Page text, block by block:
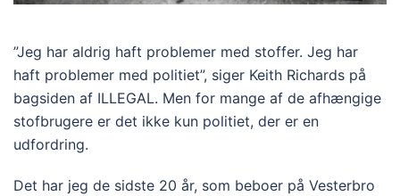
”Jeg har aldrig haft problemer med stoffer. Jeg har
haft problemer med politiet”, siger Keith Richards på
bagsiden af ILLEGAL. Men for mange af de afhængige
stofbrugere er det ikke kun politiet, der er en
udfordring.
Det har jeg de sidste 20 år, som beboer på Vesterbro